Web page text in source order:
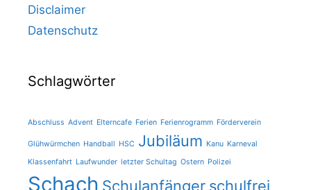
Disclaimer
Datenschutz
Schlagwörter
Abschluss Advent Elterncafe Ferien Ferienrogramm Förderverein
Glühwürmchen Handball HSC Jubiläum Kanu Karneval
Klassenfahrt Laufwunder letzter Schultag Ostern Polizei
Schach Schulanfänger schulfrei